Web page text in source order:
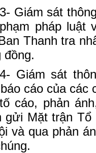
3- Giám sát
pháp luật
Thanh tra
đồng.
4- Giám sát
cáo của
cáo, phản
gửi Mặt trận
và qua phản